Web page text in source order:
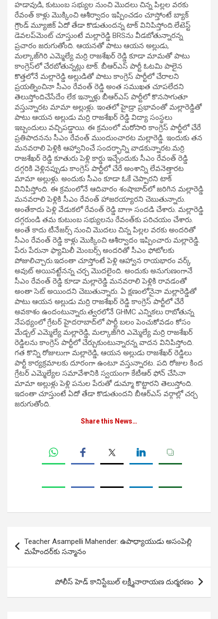
హడావుడి, కుటుంబ సభ్యుల నుంచి మొదలు చిన్న పిల్లల వరకు
రేవంత్ కాళ్లు మొక్కించి ఆశీర్వాదం ఇప్పించడం చూస్తోంటే బ్యాక్
గ్రౌండ్ మ్యూజిక్ ఏదో తేడా కొడుతుందన్న టాక్‌ వినిపిస్తోంది.లేటెస్ట్‌
డెవలప్‌మెంట్‌ చూస్తుంటే మల్లారెడ్డి BRSను వీడబోతున్నారన్న
ప్రచారం జరుగుతోంది. ఆయనతో పాటు ఆయన అల్లుడు,
మల్కాజ్‌గిరి ఎమ్మెల్యే మర్రి రాజశేఖర్ రెడ్డి కూడా మామతో పాటు
కాంగ్రెస్‌లో చేరబోతున్నట్లు టాక్. బీఆర్ఎస్ పార్టీ ఓటమి పాలైన
కొత్తలోనే మల్లారెడ్డి అల్లుడితో పాటు కాంగ్రెస్ పార్టీలో చేరాలని
ప్రయత్నించినా సీఎం రేవంత్ రెడ్డి అంత సముఖత చూపలేదని
తెలుస్తోందిచేసేదేం లేక ఇన్నాళ్లు బీఆర్ఎస్ పార్టీలో కొనసాగుతూ
వస్తున్నారట మామా అల్లుళ్లు. ఇంతలో హైడ్రా ప్రభావంతో మల్లారెడ్డితో
పాటు ఆయన అల్లుడు మర్రి రాజశేఖర్ రెడ్డి విద్యా సంస్థలు
ఇబ్బందులు వచ్చిపడ్డాయి. ఈ క్రమంలో మరోసారి కాంగ్రెస్ పార్టీలో చేరే
ప్రతిపాదనను సీఎం రేవంత్ ముందుంచారట మల్లారెడ్డి. ఇందుకు తన
మనవరాలి పెళ్లికి ఆహ్వానించే సందర్భాన్ని వాడకున్నారట.మర్రి
రాజశేఖర్ రెడ్డి కూతురు పెళ్లి కార్డు ఇచ్చేందుకు సీఎం రేవంత్ రెడ్డి
దగ్గరికి వెళ్లినప్పుడు కాంగ్రెస్ పార్టీలో చేరే అంశాన్ని లేవనెత్తారట
మామా అల్లుళ్లు. అందుకు సీఎం కూడా ఓకే చెప్పారని టాక్
వినిపిస్తోంది. ఈ క్రమంలోనే ఆదివారం శంషాబాద్‌లో జరిగిన మల్లారెడ్డి
మనవరాలి పెళ్లికి సీఎం రేవంత్ హాజరయ్యారని చెబుతున్నారు.
అంతేకాదు పెళ్లి వేడుకలో రేవంత్ రెడ్డి బాగా సందడి చేశారు. మల్లారెడ్డి
దగ్గరుండి తమ కుటుంబ సభ్యులను రేవంత్‌కు పరిచయం చేశారు.
అంతే కాదు టీనేజర్స్ నుంచి మొదలు చిన్న పిల్లల వరకు అందరితో
సీఎం రేవంత్ రెడ్డి కాళ్లు మొక్కించి ఆశీర్వాదం ఇప్పించారు మల్లారెడ్డి.
పేరు పేరునా ఫ్యామిలీ మెంబర్స్ అందరితో సీఎం ఫోటోలకు
పోజులిచ్చారు.ఇదంతా చూస్తోంటే పెళ్లి ఆహ్వాన రాయభారం వర్క్
అవుట్ అయినట్టేనన్న చర్చ మొదలైంది. అందుకు అనుగుణంగానే
సీఎం రేవంత్ రెడ్డి కూడా మల్లారెడ్డి మనవరాలి పెళ్లికి రావడంతో
అంతా సెట్ అయిందని చెబుతున్నారు. ఏ క్షణంలోనైనా మల్లారెడ్డితో
పాటు ఆయన అల్లుడు మర్రి రాజశేఖర్ రెడ్డి కాంగ్రెస్ పార్టీలో చేరే
అవకాశం ఉందంటున్నారు.త్వరలోనే GHMC ఎన్నికలు రాబోతున్న
నేపథ్యంలో గ్రేటర్ హైదరాబాద్‌లో పార్టీ బలం పెంచుకోవడం కోసం
మేడ్చల్ ఎమ్మెల్యే మల్లారెడ్డి, మల్కాజ్‌గిరి ఎమ్మెల్యే మర్రి రాజశేఖర్
రెడ్డిలను కాంగ్రెస్ పార్టీలో చేర్చుకుంటున్నారన్న వాదన వినిపిస్తోంది.
గత కొన్ని రోజులుగా మల్లారెడ్డి, ఆయన అల్లుడు రాజశేఖర్ రెడ్డిలు
పార్టీ కార్యక్రమాలకు దూరంగా ఉంటూ వస్తున్నారట. పది రోజుల కింద
గ్రేటర్ ఎమ్మెల్యేల సమావేశానికి స్వయంగా కేటీఆర్ ఫోన్ చేసినా
మామా అల్లుళ్లు పెళ్లి పనుల పేరుతో డుమ్మా కొట్టారని తెలుస్తోంది.
ఇదంతా చూస్తుంటే ఏదో తేడా కొడుతుందని బీఆర్ఎస్ వర్గాల్లో చర్చ
జరుగుతోంది.
Share this News…
navigation
Teacher Asampelli Mahender: ఉపాధ్యాయుడు అసంపెల్లి
మహేందర్‌కు సన్మానం
పోలీస్ హెడ్ కానిస్టేబుల్ లక్ష్మీనారాయణ దుర్మరణం